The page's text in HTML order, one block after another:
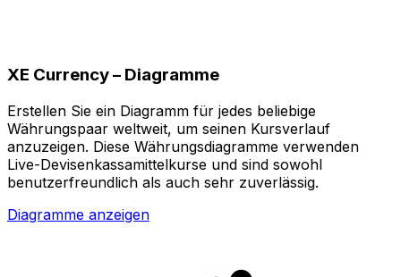
XE Currency – Diagramme
Erstellen Sie ein Diagramm für jedes beliebige
Währungspaar weltweit, um seinen Kursverlauf
anzuzeigen. Diese Währungsdiagramme verwenden
Live-Devisenkassamittelkurse und sind sowohl
benutzerfreundlich als auch sehr zuverlässig.
Diagramme anzeigen